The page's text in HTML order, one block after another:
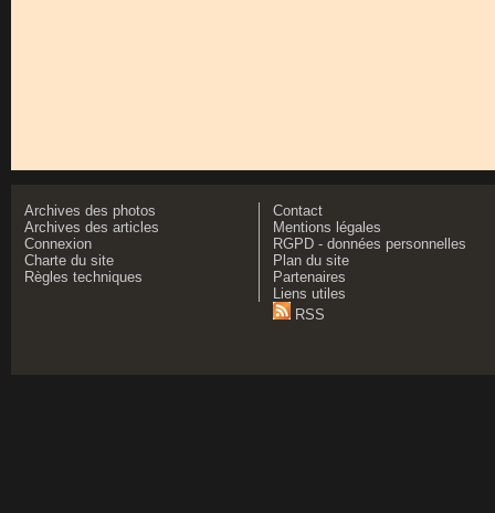
Archives des photos
Archives des articles
Connexion
Charte du site
Règles techniques
Contact
Mentions légales
RGPD - données personnelles
Plan du site
Partenaires
Liens utiles
RSS